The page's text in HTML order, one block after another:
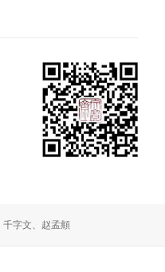
标
千字文、 赵孟頫